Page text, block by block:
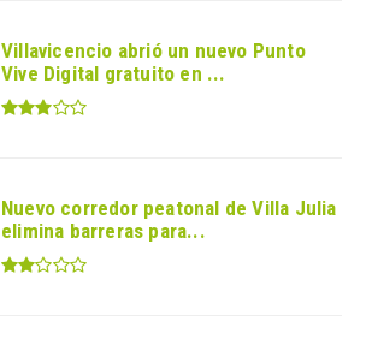
Villavicencio abrió un nuevo Punto
Vive Digital gratuito en ...
Nuevo corredor peatonal de Villa Julia
elimina barreras para...